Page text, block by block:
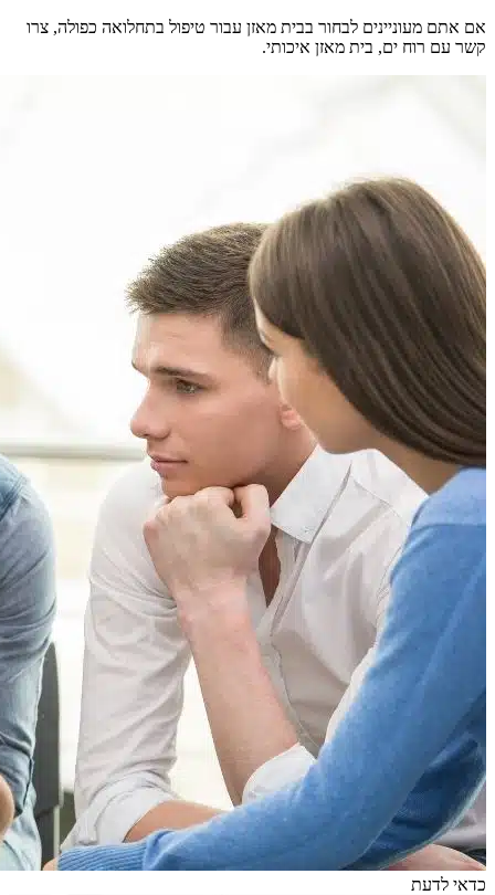
אם אתם מעוניינים לבחור בבית מאזן עבור טיפול בתחלואה כפולה, צרו
קשר עם רוח ים, בית מאזן איכותי.
כדאי לדעת